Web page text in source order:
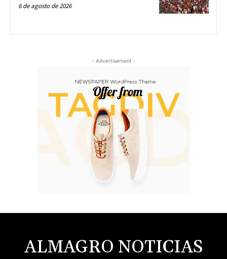
6 de agosto de 2026
- Advertisement -
ALMAGRO NOTICIAS